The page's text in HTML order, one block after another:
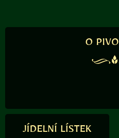
O
JÍDELNÍ LÍSTEK